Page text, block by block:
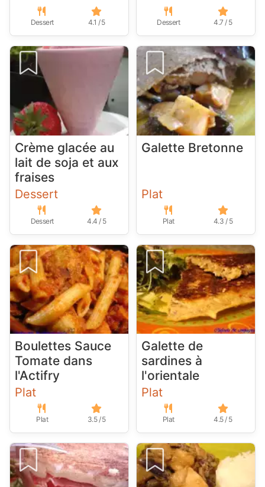
Dessert 4.1 / 5 Dessert 4.7 / 5
Crème glacée au
lait de soja et aux
fraises
Dessert
Dessert 4.4 / 5
Galette Bretonne
Plat
Plat 4.3 / 5
Boulettes Sauce
Tomate dans
l'Actifry
Plat
Plat 3.5 / 5
Galette de
sardines à
l'orientale
Plat
Plat 4.5 / 5